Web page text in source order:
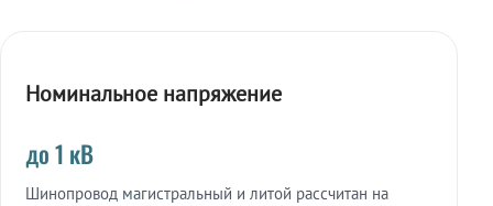
Номинальное напряжение
до 1 кВ
Шинопровод магистральный и литой рассчитан на